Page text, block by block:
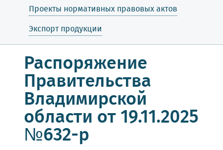
Проекты нормативных правовых актов
Экспорт продукции
Распоряжение
Правительства
Владимирской
области от 19.11.2025
№632-р